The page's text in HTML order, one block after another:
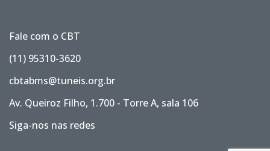
Fale com o CBT
(11) 95310-3620
cbtabms@tuneis.org.br
Av. Queiroz Filho, 1.700 - Torre A, sala 106
Siga-nos nas redes